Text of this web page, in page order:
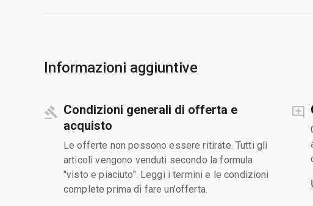
Informazioni aggiuntive
Condizioni generali di offerta e
acquisto
Le offerte non possono essere ritirate. Tutti gli
articoli vengono venduti secondo la formula
"visto e piaciuto". Leggi i termini e le condizioni
complete prima di fare un'offerta.